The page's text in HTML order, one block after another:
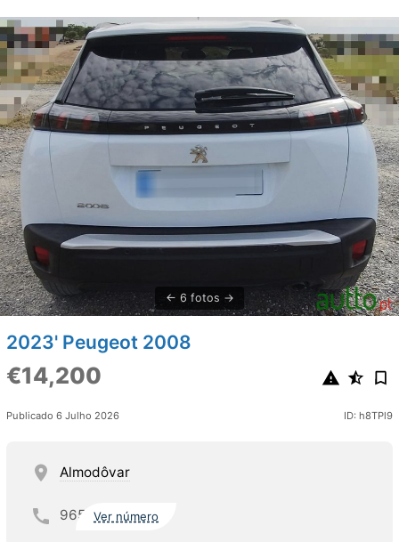
6 fotos
2023' Peugeot 2008
€14,200
Publicado 6 Julho 2026 ID: h8TPl9
Almodôvar
965 Ver número